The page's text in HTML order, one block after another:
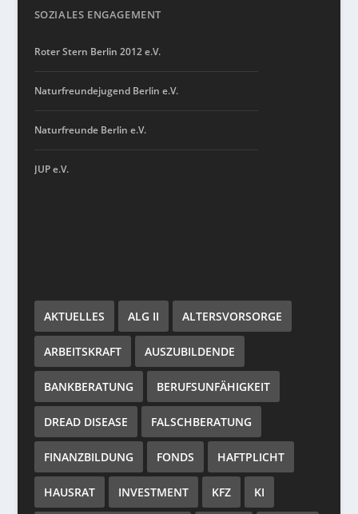
SOZIALES ENGAGEMENT
Roter Stern Berlin 2012 e.V.
Naturfreundejugend Berlin e.V.
Naturfreunde Berlin e.V.
JUP e.V.
AKTUELLES ALG II ALTERSVORSORGE
ARBEITSKRAFT AUSZUBILDENDE
BANKBERATUNG BERUFSUNFÄHIGKEIT
DREAD DISEASE FALSCHBERATUNG
FINANZBILDUNG FONDS HAFTPLICHT
HAUSRAT INVESTMENT KFZ KI